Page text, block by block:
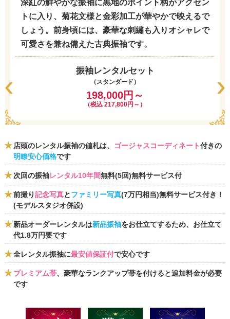
深紅の鮮やかな振袖に黒地のポイント柄がアクセン
トに入り、菊花文様と金彩加工が華やかで映えるで
しょう。前身頃には、豪華な刺繡も入りオシャレで
可愛さを兼ね備えた古典振袖です。
振袖レンタルセット
（スタンダード）
198,000円～
（税込 217,800円～）
店頭のレンタル振袖の値札は、 ゴージャスコーディネート付きの
明瞭安心価格です
次回の振袖レンタル10年間無料(5回)無料サービス付
前撮り記念写真とファミリー写真(7万円相当)無料サービス付き！
(モデルスタジオ併設)
新品オーダーレンタルは新品振袖をお仕立てするため、お仕立て
代1.8万円要です
全レンタル振袖に最安値保証付で安心です
プレミアム帯、豪華なランクアップ帯を付けると追加料金が必要
です